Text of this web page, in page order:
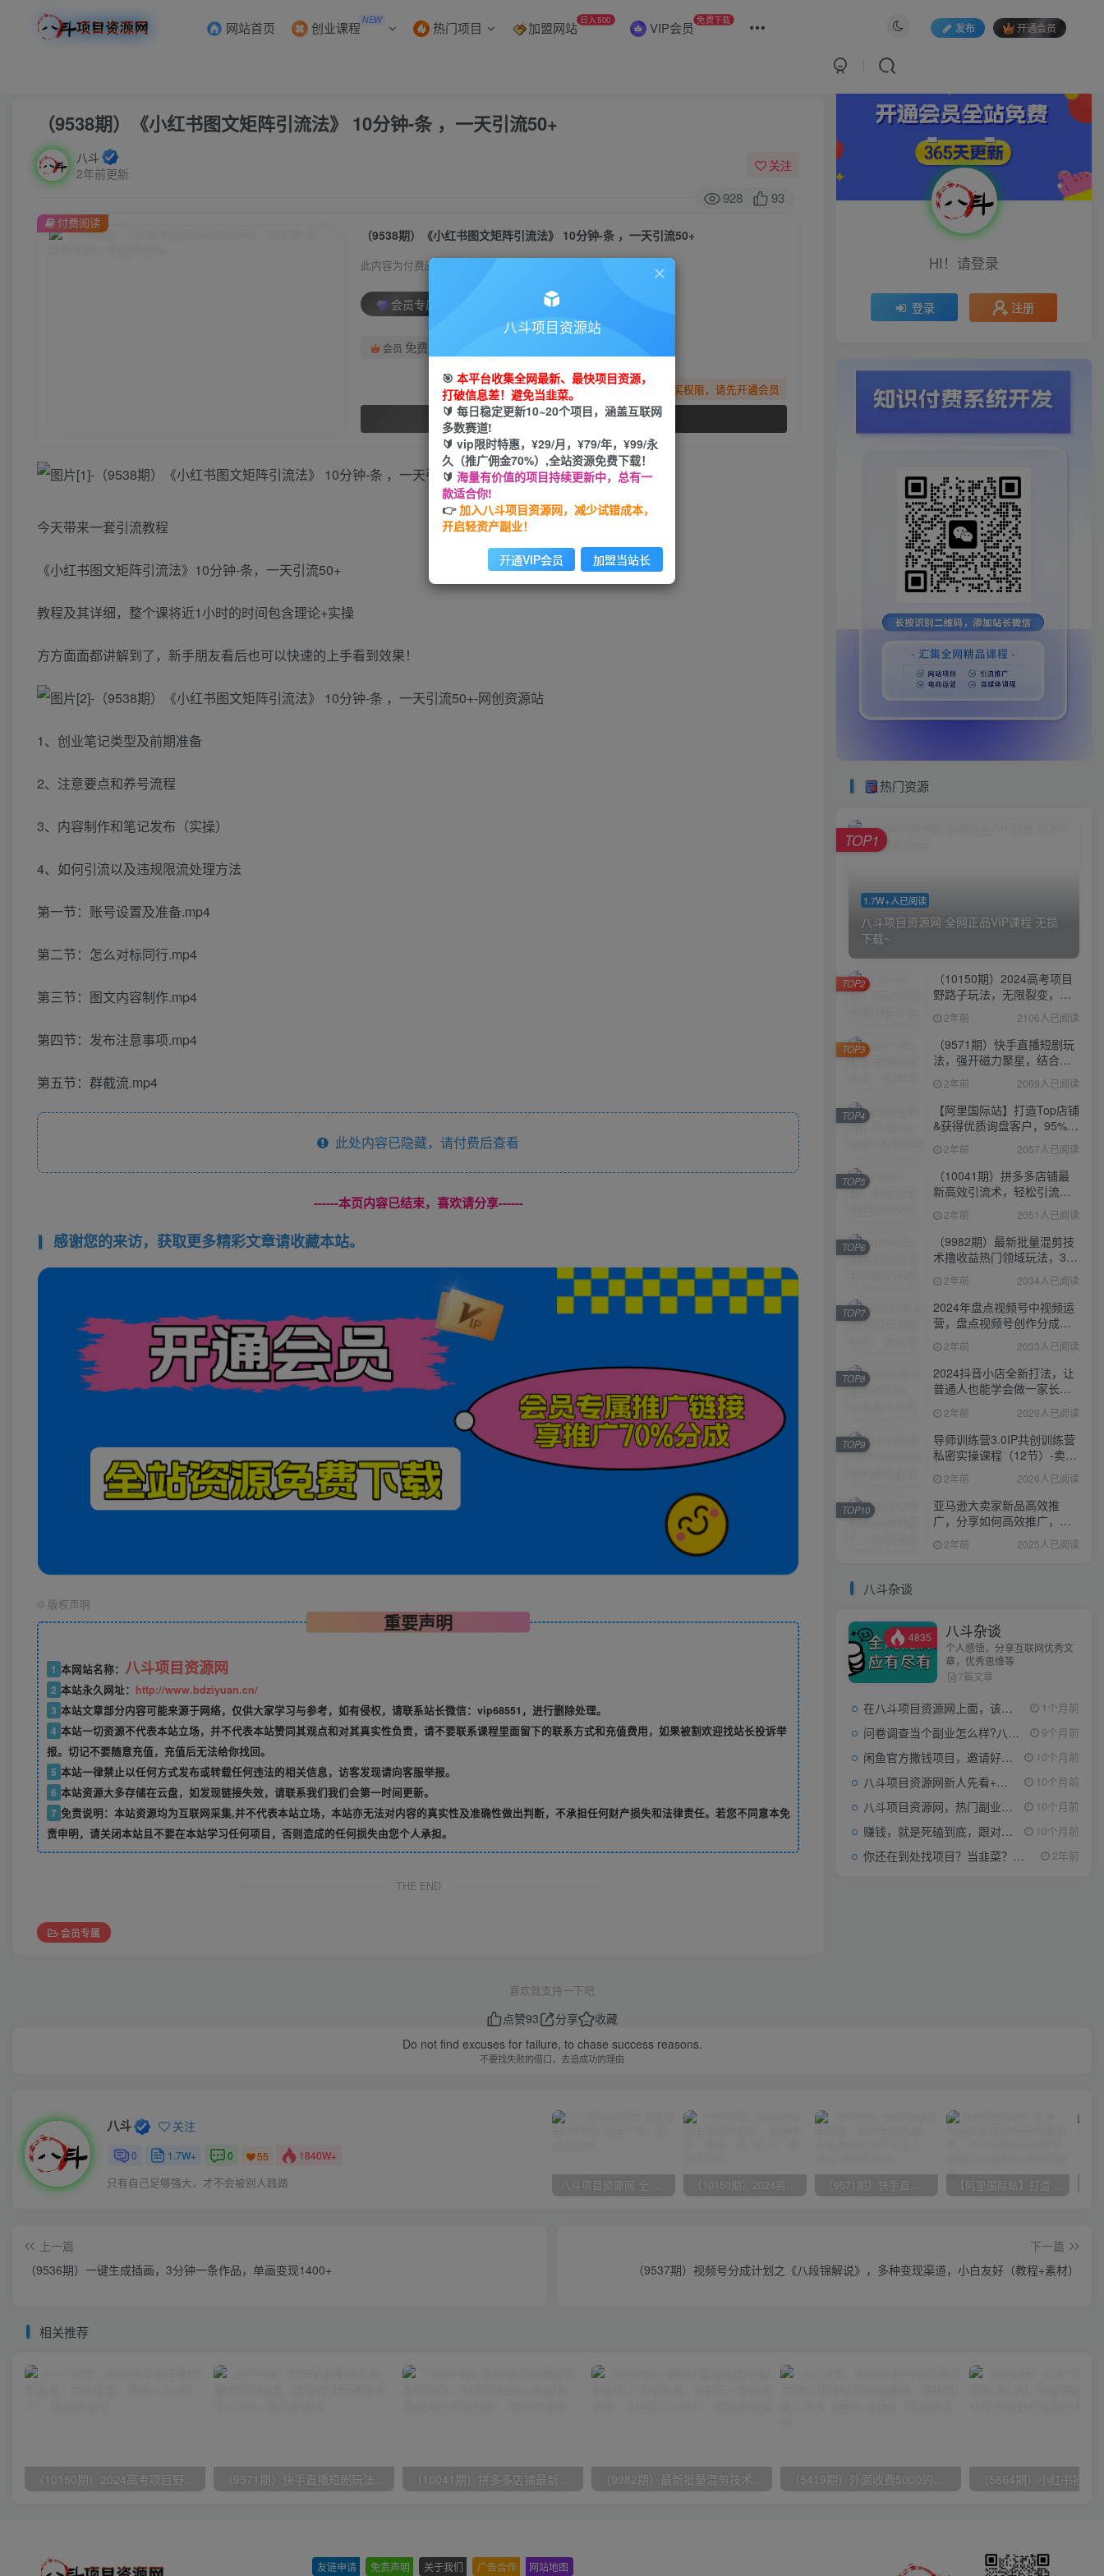
网站首页 创业课程 NEW 热门项目 加盟网站 日入500 VIP会员 免费下载
发布 开通会员
（9538期）《小红书图文矩阵引流法》 10分钟-条 ，一天引流50+
八斗
2年前更新
关注
928 93
（9538期）《小红书图文矩阵引流法》 10分钟-条 ，一天引流50+
此内容为付费阅读，请付费后查看
会员专属资源
会员 免费
您暂无购买权限，请先开通会员
开通会员
付费阅读
今天带来一套引流教程
《小红书图文矩阵引流法》10分钟-条，一天引流50+
教程及其详细，整个课将近1小时的时间包含理论+实操
方方面面都讲解到了，新手朋友看后也可以快速的上手看到效果！
1、创业笔记类型及前期准备
2、注意要点和养号流程
3、内容制作和笔记发布（实操）
4、如何引流以及违规限流处理方法
第一节：账号设置及准备.mp4
第二节：怎么对标同行.mp4
第三节：图文内容制作.mp4
第四节：发布注意事项.mp4
第五节：群截流.mp4
此处内容已隐藏，请付费后查看
------本页内容已结束，喜欢请分享------
感谢您的来访，获取更多精彩文章请收藏本站。
© 版权声明
重要声明
1 本网站名称： 八斗项目资源网
2 本站永久网址： http://www.bdziyuan.cn/
3 本站文章部分内容可能来源于网络，仅供大家学习与参考，如有侵权，请联系站长微信：vip68551，进行删除处理。
4 本站一切资源不代表本站立场，并不代表本站赞同其观点和对其真实性负责，请不要联系课程里面留下的联系方式和充值费用，如果被割欢迎找站长投诉举
报。切记不要随意充值，充值后无法给你找回。
5 本站一律禁止以任何方式发布或转载任何违法的相关信息，访客发现请向客服举报。
6 本站资源大多存储在云盘，如发现链接失效，请联系我们我们会第一时间更新。
7 免责说明：本站资源均为互联网采集,并不代表本站立场，本站亦无法对内容的真实性及准确性做出判断，不承担任何财产损失和法律责任。若您不同意本免
责申明，请关闭本站且不要在本站学习任何项目，否则造成的任何损失由您个人承担。
THE END
会员专属
喜欢就支持一下吧
点赞93 分享
收藏
Do not find excuses for failure, to chase success reasons.
不要找失败的借口，去追成功的理由
八斗 关注
0 1.7W+ 0 55 1840W+
只有自己足够强大，才不会被别人践踏 八斗项目资源网 全网正品VIP课程 无损下载~ （10150期）2024高考项目野路子玩法，无限裂变，最高一天1W＋！ （9571期）快手直播短剧玩法，强开磁力聚星，结合多种变现方式日入600+ 【阿里国际站】打造Top店铺&获得优质询盘客户，​95%的国际站讲师不会说的运营技巧
上一篇
（9536期）一键生成插画，3分钟一条作品，单画变现1400+
下一篇
（9537期）视频号分成计划之《八段锦解说》，多种变现渠道，小白友好（教程+素材）
相关推荐
（10150期）2024高考项目野路子玩法，无限裂变，最高一天1W＋！ （9571期）快手直播短剧玩法，强开磁力聚星，结合多种变现方式日入600+ （10041期）拼多多店铺最新高效引流术，轻松引流400+创业粉，精准日变现五位数！ （9982期）最新批量混剪技术撸收益热门领域玩法，3分钟一条原创视频，轻松日入1000＋ （5419期）外面收费5000的曝光王TG飞机群发多功能脚本，号称日发十万条【脚本+教程】
HI！请登录
登录 注册
热门资源
1.7W+人已阅读
八斗项目资源网 全网正品VIP课程 无损
下载~
TOP1
（10150期）2024高考项目
野路子玩法，无限裂变，最
高一天1W＋！
2年前 2106人已阅读
TOP2
（9571期）快手直播短剧玩
法，强开磁力聚星，结合多
种变现方式日入600+
2年前 2069人已阅读
TOP3
【阿里国际站】打造Top店铺
&获得优质询盘客户，​95%的
国际站讲师不会说的运营技
巧 2年前 2057人已阅读
TOP4
（10041期）拼多多店铺最
新高效引流术，轻松引流
400+创业粉，精准日变现五
位数！
2年前 2051人已阅读
TOP5
（9982期）最新批量混剪技
术撸收益热门领域玩法，3分
钟一条原创视频，轻松日入
1000＋
2年前 2034人已阅读
TOP6
2024年盘点视频号中视频运
营，盘点视频号创作分成计
划，快速过原创日入300+
2年前 2033人已阅读
TOP7
2024抖音小店全新打法，让
普通人也能学会做一家长久
稳定赚钱的抖店
2年前 2029人已阅读
TOP8
导师训练营3.0IP共创训练营
私密实操课程（12节）-卖项
目的密码成功秘诀
2年前 2026人已阅读
TOP9
亚马逊大卖家新品高效推
广，分享如何高效推广，打
造百万美金爆款单品
2年前 2025人已阅读
TOP10
八斗杂谈
4835 八斗杂谈
个人感悟，分享互联网优秀文
章，优秀思维等
7篇文章
在八斗项目资源网上面，该看什么类型的赚钱项目 1个月前
问卷调查当个副业怎么样?八斗告诉你 9个月前
闲鱼官方撒钱项目，邀请好友领现金，单价1-8元，0成本可以当个小副业 10个月前
八斗项目资源网新人先看+领取【0撸小项目+互联网工具箱】 10个月前
八斗项目资源网，热门副业项目任你选，每日持续更新 10个月前
赚钱，就是死磕到底，跟对人做对事。 10个月前
你还在到处找项目？当韭菜？我靠项目资源网也能月如过万。 2年前
友链申请 免责声明 关于我们 广告合作 网站地图
八斗项目资源站
🎯 本平台收集全网最新、最快项目资源，
打破信息差！避免当韭菜。
🔰 每日稳定更新10~20个项目，涵盖互联网
多数赛道!
🔰 vip限时特惠，¥29/月，¥79/年，¥99/永
久（推广佣金70%）,全站资源免费下载！
🔰 海量有价值的项目持续更新中，总有一
款适合你!
👉加入八斗项目资源网，减少试错成本，
开启轻资产副业！
开通VIP会员 加盟当站长